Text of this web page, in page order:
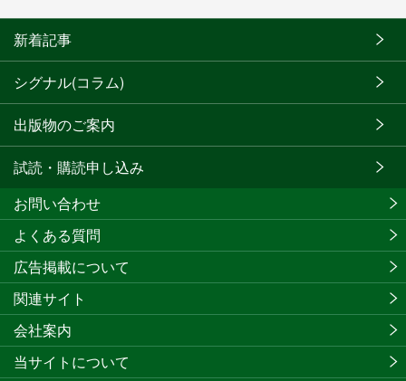
新着記事
シグナル(コラム)
出版物のご案内
試読・購読申し込み
お問い合わせ
よくある質問
広告掲載について
関連サイト
会社案内
当サイトについて